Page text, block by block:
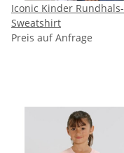
Iconic Kinder Rundhals-
Sweatshirt
Preis auf Anfrage